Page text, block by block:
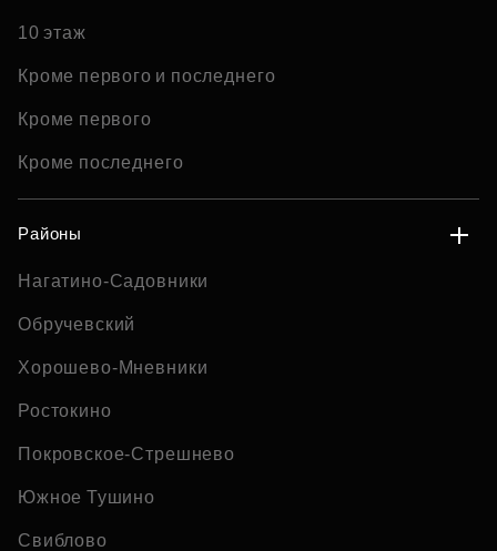
10 этаж
Кроме первого и последнего
Кроме первого
Кроме последнего
Районы
Нагатино-Садовники
Обручевский
Хорошево-Мневники
Ростокино
Покровское-Стрешнево
Южное Тушино
Свиблово